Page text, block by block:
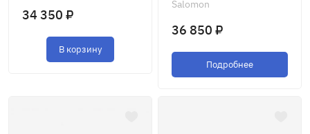
34 350 ₽
В корзину
Salomon
36 850 ₽
Подробнее